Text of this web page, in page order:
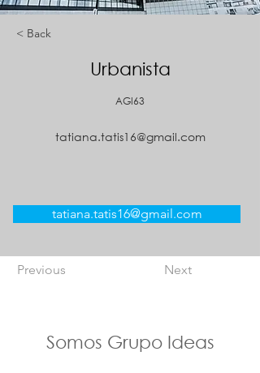
< Back
Urbanista
AGI63
tatiana.tatis16@gmail.com
tatiana.tatis16@gmail.com
Previous Next
Somos Grupo Ideas